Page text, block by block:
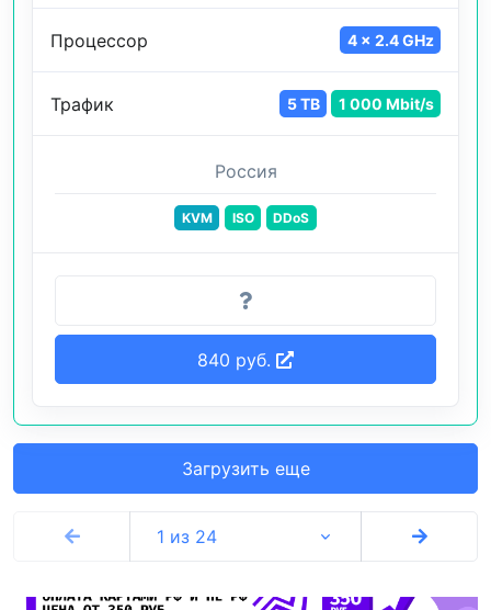
Процессор 4 x 2.4 GHz
Трафик 5 TB 1 000 Mbit/s
Россия
KVM ISO DDoS
840 руб.
Загрузить еще
1 из 24